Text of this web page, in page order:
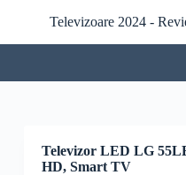
r
l
Televizoare 2024 -
Televizor LED LG
HD, Smart TV